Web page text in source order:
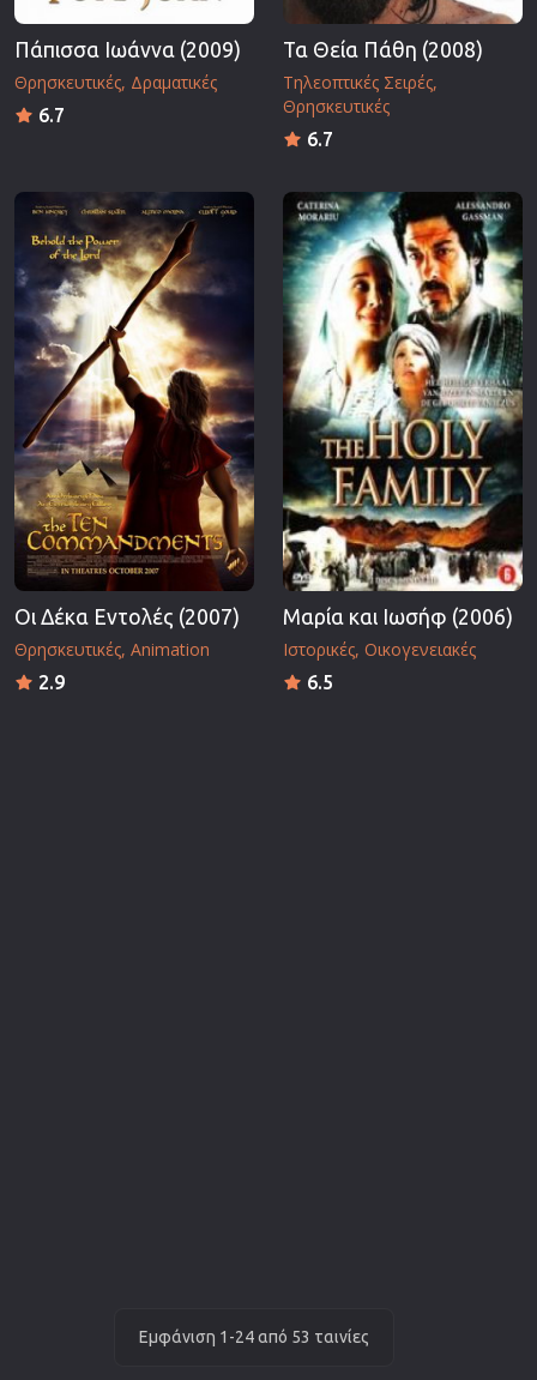
Πάπισσα Ιωάννα (2009)
Θρησκευτικές Δραματικές
6.7
Τα Θεία Πάθη (2008)
Τηλεοπτικές Σειρές
Θρησκευτικές
6.7
Οι Δέκα Εντολές (2007)
Θρησκευτικές Animation
2.9
Μαρία και Ιωσήφ (2006)
Ιστορικές Οικογενειακές
6.5
Εμφάνιση 1-24 από 53 ταινίες